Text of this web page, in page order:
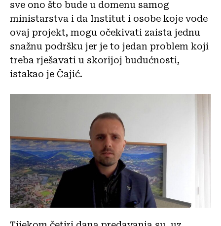
sve ono što bude u domenu samog
ministarstva i da Institut i osobe koje vode
ovaj projekt, mogu očekivati zaista jednu
snažnu podršku jer je to jedan problem koji
treba rješavati u skorijoj budućnosti,
istakao je Čajić.